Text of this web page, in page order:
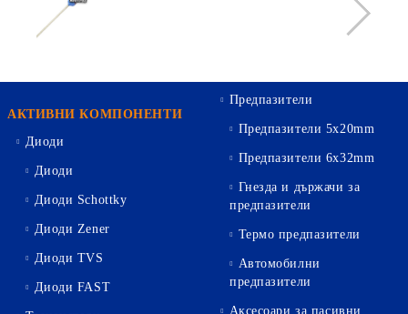
АКТИВНИ КОМПОНЕНТИ
Диоди
Диоди
Диоди Schottky
Диоди Zener
Диоди TVS
Диоди FAST
Предпазители
Предпазители 5х20mm
Предпазители 6х32mm
Гнезда и държачи за
предпазители
Термо предпазители
Автомобилни
предпазители
Аксесоари за пасивни